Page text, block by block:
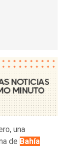
una
de Bahía